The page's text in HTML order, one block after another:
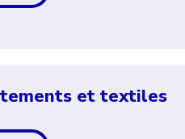
et textiles